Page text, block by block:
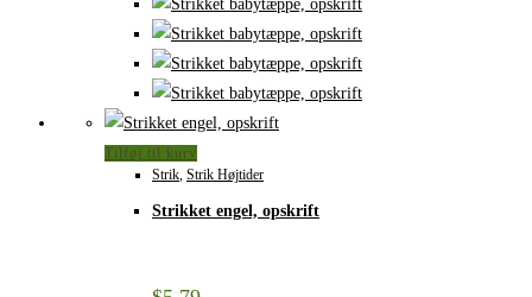
Tilføj til kurv
Strik, Strik Højtider
Strikket engel, opskrift